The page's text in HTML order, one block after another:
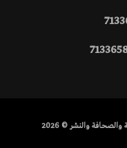
والنشر © 2026